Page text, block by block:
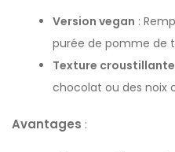
Version vegan :
purée de pomme de
Texture croustillante
chocolat ou des noix
Avantages :